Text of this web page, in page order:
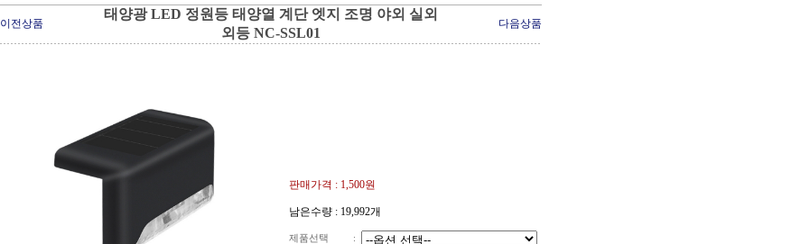
이전상품
태양광 LED 정원등 태양열 계단 엣지 조명 야외 실외
외등 NC-SSL01
다음상품
판매가격 : 1,500원
남은수량 : 19,992개
제품선택 :